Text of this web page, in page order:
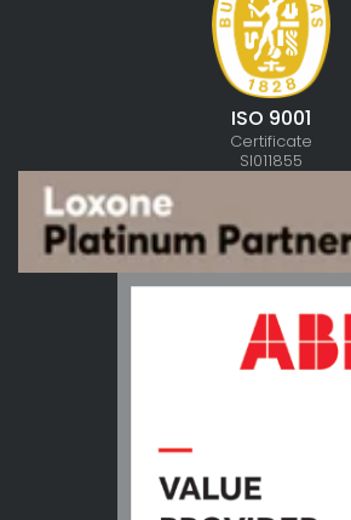
ISO 9001
Certificate
SI011855